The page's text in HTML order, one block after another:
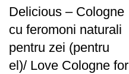
Delicious – Cologne
cu feromoni naturali
pentru zei (pentru
el)/ Love Cologne for